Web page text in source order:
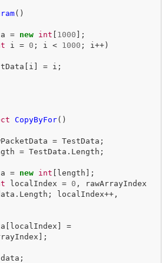
()
= new int 1000 ];
i = 0 ; i < 1000 ; i ++)
i = i ;
CopyByFor()
= TestData ;
= TestData . Length ;
= new int length ];
localIndex = 0 ,
rawArrayIndex
. Length ; localIndex++,
localIndex
=
];
data ;